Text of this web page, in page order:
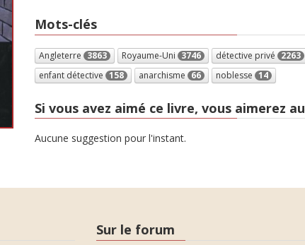
Mots-clés
Angleterre 3863 Royaume-Uni 3746 détective privé 2263
enfant détective 158 anarchisme 66 noblesse 14
Si vous avez aimé ce livre, vous aimerez
Aucune suggestion pour l'instant.
Sur le forum